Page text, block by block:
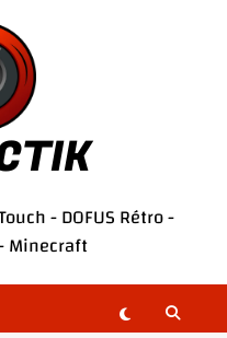
-DOFUS Rétro-
Minecraft